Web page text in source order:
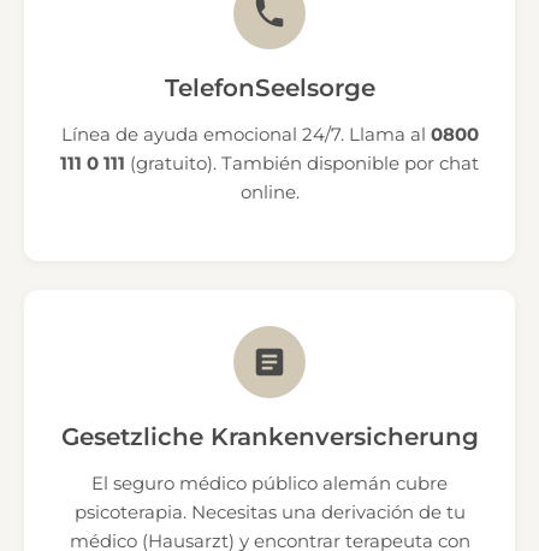
TelefonSeelsorge
Línea de ayuda emocional 24/7. Llama al 0800
111 0 111 (gratuito). También disponible por chat
online.
Gesetzliche Krankenversicherung
El seguro médico público alemán cubre
psicoterapia. Necesitas una derivación de tu
médico (Hausarzt) y encontrar terapeuta con